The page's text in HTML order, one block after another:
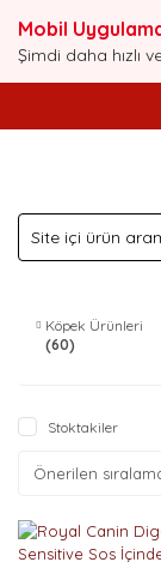
Mobil
Şimdi daha hızlı
Köpek Ürünleri
(60)
Stoktakiler